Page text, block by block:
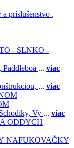
a príslušenstvo ,
- SLNKO -
Paddleboa ... viac
... viac
Schodíky, Vy ... viac
A ODDYCH
NAFUKOVAČKY